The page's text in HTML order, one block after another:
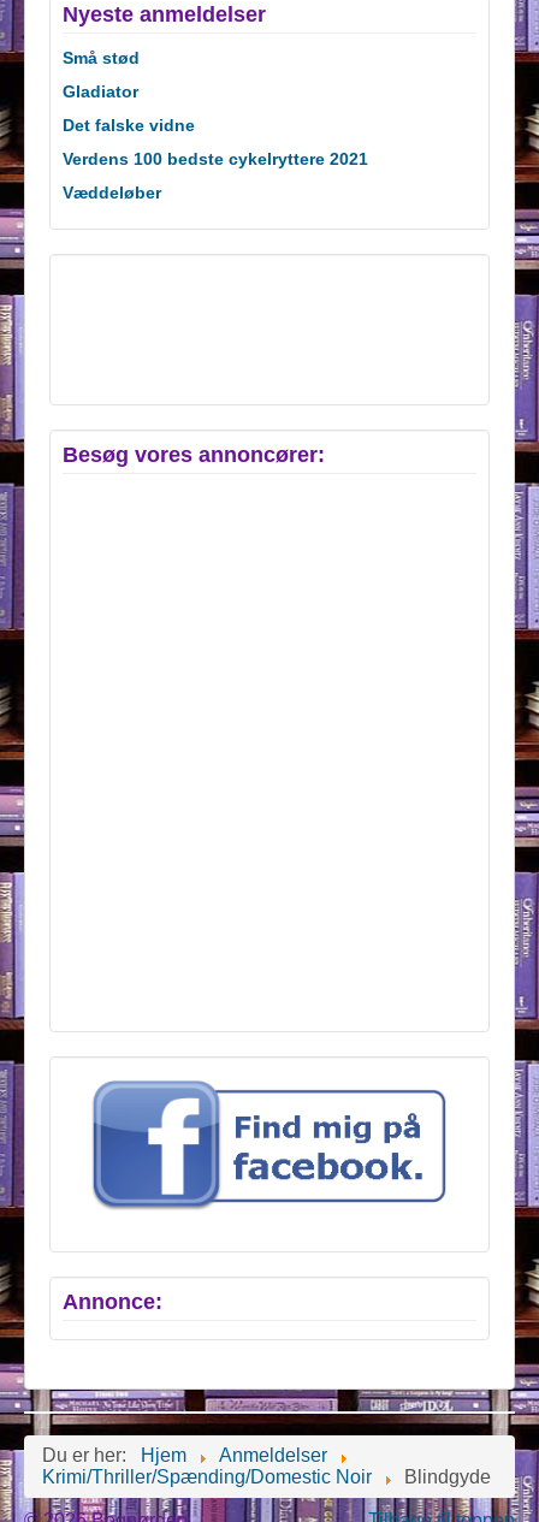
Nyeste anmeldelser
Små stød
Gladiator
Det falske vidne
Verdens 100 bedste cykelryttere 2021
Væddeløber
Besøg vores annoncører:
Annonce:
Du er her: Hjem
Anmeldelser
Krimi/Thriller/Spænding/Domestic Noir
Blindgyde